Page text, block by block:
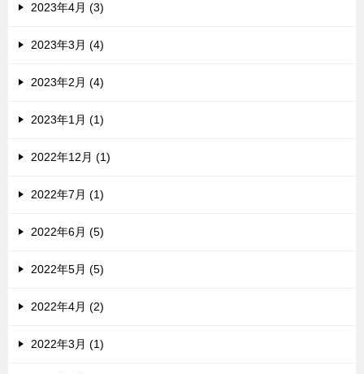
2023年4月 (3)
2023年3月 (4)
2023年2月 (4)
2023年1月 (1)
2022年12月 (1)
2022年7月 (1)
2022年6月 (5)
2022年5月 (5)
2022年4月 (2)
2022年3月 (1)